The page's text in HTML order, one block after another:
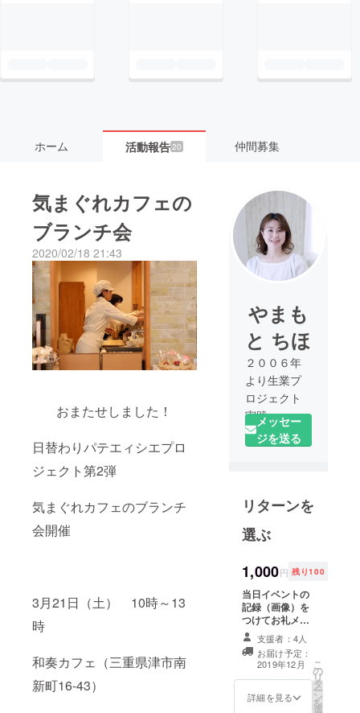
ホーム 活動報告20 仲間募集
気まぐれカフェの
ブランチ会
2020/02/18 21:43
おまたせしました！
日替わりパテエィシエプロ
ジェクト第2弾
気まぐれカフェのブランチ
会開催
3月21日（土） 10時～13
時
和奏カフェ（三重県津市南
新町16-43）
やまも
と ちほ
２００６年
より生業プ
ロジェクト
実践。
ナリワイ
（生業）と
得意なこと
はじめるこ
フリーラン
スで企画・
制作の仕事
に従事。
「子育てが
終わって、
起業すると
メッセー
ジを送る
リターンを
選ぶ
1,000円 残り100
当日イベントの
記録（画像）を
つけてお礼メー
ルを送ります
支援者：4人
お届け予定：
2019年12月
詳細を見る
こ
の
リ
タ
ー
ン
を
選